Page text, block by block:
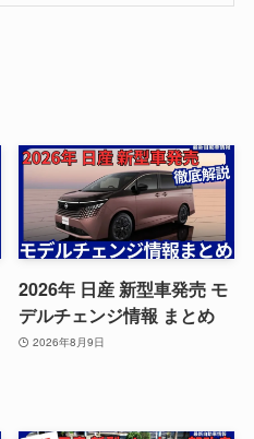
2026年 日産 新型車発売 モ
デルチェンジ情報 まとめ
2026年8月9日